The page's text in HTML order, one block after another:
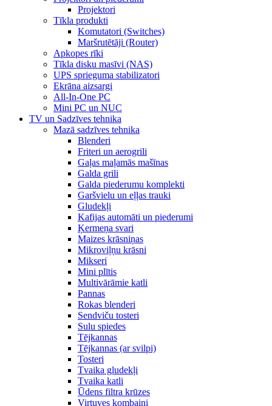
Projektori
Tīkla produkti
Komutatori (Switches)
Maršrutētāji (Router)
Apkopes rīki
Tīkla disku masīvi (NAS)
UPS sprieguma stabilizatori
Ekrāna aizsargi
All-In-One PC
Mini PC un NUC
TV un Sadzīves tehnika
Mazā sadzīves tehnika
Blenderi
Friteri un aerogrili
Gaļas maļamās mašīnas
Galda grili
Galda piederumu komplekti
Garšvielu un eļļas trauki
Gludekļi
Kafijas automāti un piederumi
Ķermeņa svari
Maizes krāsniņas
Mikroviļņu krāsni
Mikseri
Mini plītis
Multivārāmie katli
Pannas
Rokas blenderi
Sendviču tosteri
Sulu spiedes
Tējkannas
Tējkannas (ar svilpi)
Tosteri
Tvaika gludekļi
Tvaika katli
Ūdens filtra krūzes
Virtuves kombaini